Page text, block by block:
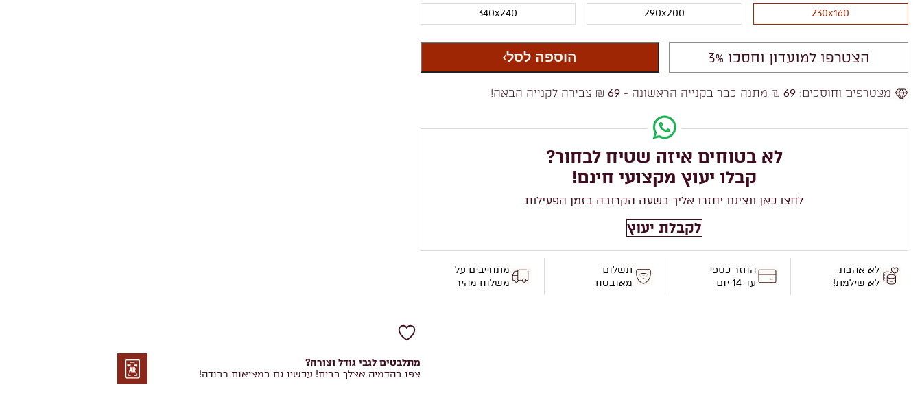
230x160
290x200
340x240
הצטרפו למועדון וחסכו 3% הוספה לסל
מצטרפים וחוסכים: 69 ₪ מתנה כבר בקנייה הראשונה + 69 ₪ צבירה לקנייה הבאה!
לא בטוחים איזה שטיח לבחור?
קבלו יעוץ מקצועי חינם!
לחצו כאן ונציגנו יחזרו אליך בשעה הקרובה בזמן הפעילות
לקבלת יעוץ
לא אהבת-
לא שילמת!
החזר כספי
עד 14 יום
תשלום
מאובטח
מתחייבים על
משלוח מהיר
מתלבטים לגבי גודל וצורה?
צפו בהדמיה אצלך בבית! עכשיו גם במציאות רבודה!